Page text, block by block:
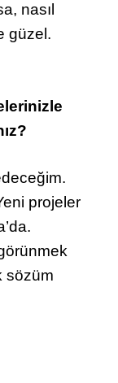
nasıl
güzel.
projeler
sözüm